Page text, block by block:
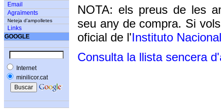
Email
Agraïments
Neteja d'ampolletes
Links
GOOGLE
Internet
minilicor.cat
NOTA: els preus de les
seu any de compra. Si
oficial de l'Instituto
Consulta la llista sencera